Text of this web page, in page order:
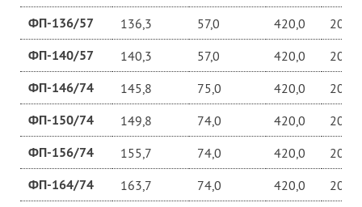
ФП-136/57 136,3 57,0 420,0 20,0
ФП-140/57 140,3 57,0 420,0 20,0
ФП-146/74 145,8 75,0 420,0 20,0
ФП-150/74 149,8 74,0 420,0 20,0
ФП-156/74 155,7 74,0 420,0 20,0
ФП-164/74 163,7 74,0 420,0 20,0